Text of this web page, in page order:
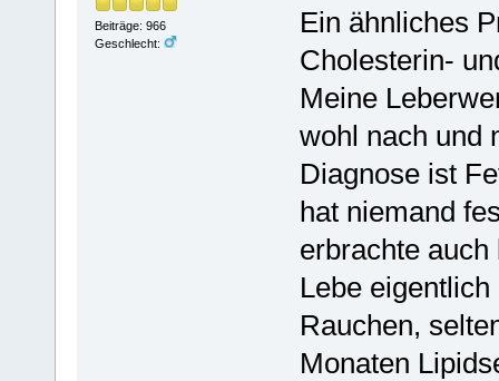
Beiträge: 966
Geschlecht:
Ein ähnliches
Cholesterin-
Meine
wohl nach und
Diagnose ist
hat niemand
erbrachte
Lebe
Rauchen,
Monaten